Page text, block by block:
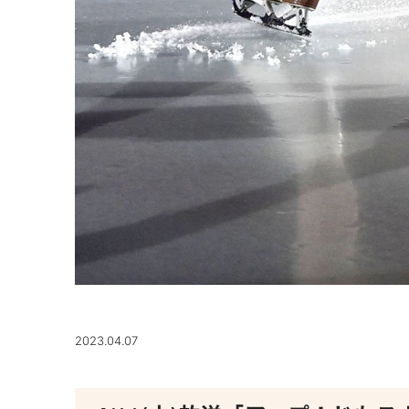
2023.04.07